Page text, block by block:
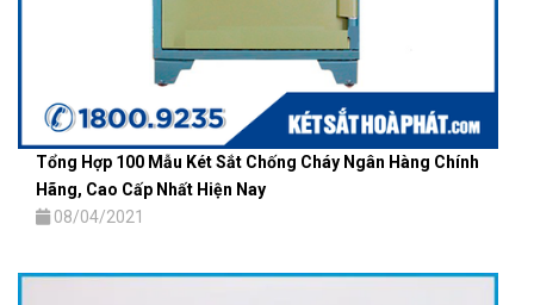
Tổng Hợp 100 Mẫu Két Sắt Chống Cháy Ngân Hàng Chính
Hãng, Cao Cấp Nhất Hiện Nay
08/04/2021